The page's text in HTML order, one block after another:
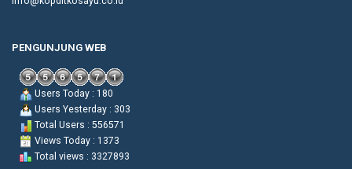
PENGUNJUNG WEB
Users Today : 180
Users Yesterday : 303
Total Users : 556571
Views Today : 1373
Total views : 3327893